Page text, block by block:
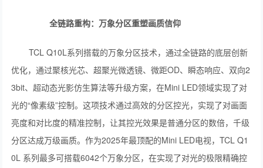
全链路重构：万象分区重塑画质信仰
TCL Q10L系列搭载的万象分区技术，通过全链路的底层创新
优化，通过聚核光芯、超聚光微透镜、微距OD、瞬态响应、双向2
3bit、超动态光影仿生算法等升级方案，在Mini LED领域实现了对
光的“像素级”控制。这项技术通过高效的分区控光，实现了对画面
亮度和对比度的精准控制，让其控光效果是普通分区的数倍，千级
分区达成万级画质。作为2025年最顶配的Mini LED电视，TCL Q1
0L 系列最多可搭载6042个万象分区，在实现了对光的极限精确控